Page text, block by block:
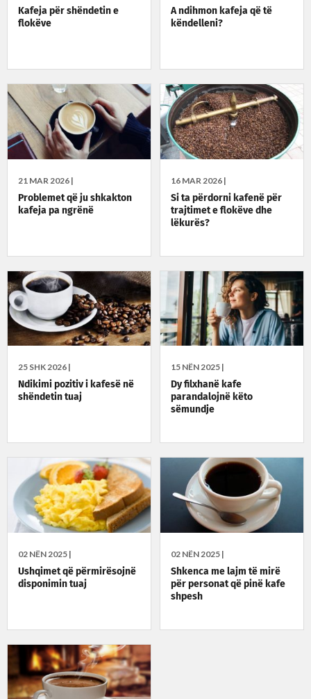
Kafeja për shëndetin e
flokëve
A ndihmon kafeja që të
këndelleni?
21 MAR 2026 |
Problemet që ju shkakton
kafeja pa ngrënë
16 MAR 2026 |
Si ta përdorni kafenë për
trajtimet e flokëve dhe
lëkurës?
25 SHK 2026 |
Ndikimi pozitiv i kafesë në
shëndetin tuaj
15 NËN 2025 |
Dy filxhanë kafe
parandalojnë këto
sëmundje
02 NËN 2025 |
Ushqimet që përmirësojnë
disponimin tuaj
02 NËN 2025 |
Shkenca me lajm të mirë
për personat që pinë kafe
shpesh